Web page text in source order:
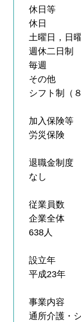
休日等
休日
土曜日，日
週休二日制
毎週
その他
シフト制（
加入保険等
労災保険
退職金制度
なし
従業員数
企業全体
638人
設立年
平成23年
事業内容
通所介護・